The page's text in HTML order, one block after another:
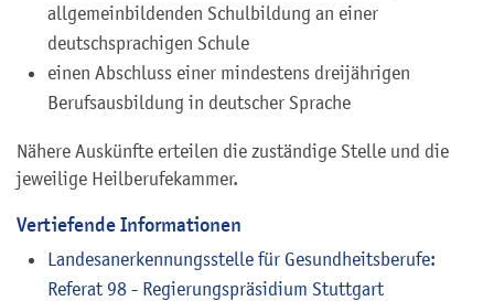
allgemeinbildenden Schulbildung an einer
deutschsprachigen Schule
einen Abschluss einer mindestens dreijährigen
Berufsausbildung in deutscher Sprache
Nähere Auskünfte erteilen die zuständige Stelle und die
jeweilige Heilberufekammer.
Vertiefende Informationen
Landesanerkennungsstelle für Gesundheitsberufe:
Referat 98 - Regierungspräsidium Stuttgart